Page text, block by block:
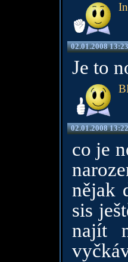
02.01.2008
Je to
02.01.2008
co je
nějak
sis
najít